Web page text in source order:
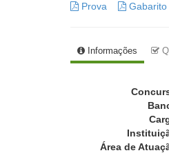
Prova Gabarito
Informações
Área de